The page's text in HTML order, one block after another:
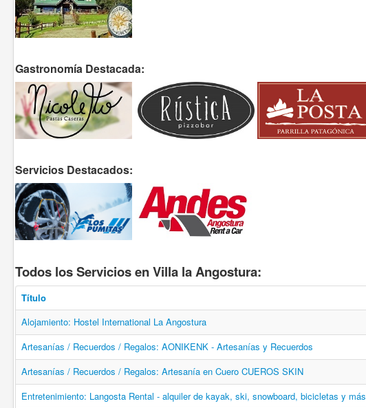
Gastronomía Destacada:
Servicios Destacados:
Todos los Servicios en Villa la Angostura:
Título
Alojamiento: Hostel International La Angostura
Artesanías / Recuerdos / Regalos: AONIKENK - Artesanías y Recuerdos
Artesanías / Recuerdos / Regalos: Artesanía en Cuero CUEROS SKIN
Entretenimiento: Langosta Rental - alquiler de kayak, ski, snowboard, bicicletas y más